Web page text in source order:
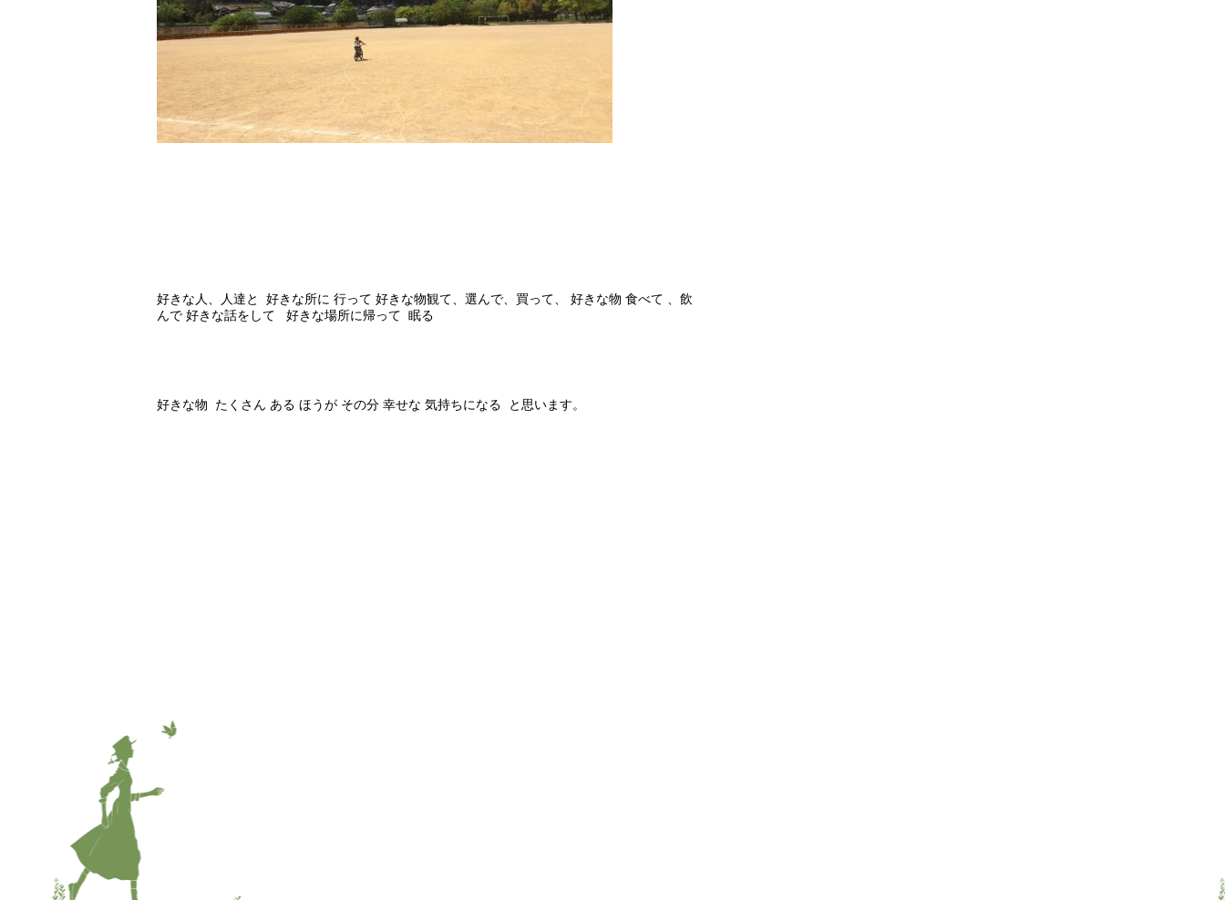
好きな人、人達と 好きな所に 行って 好きな物観て、選んで、買って、 好きな物 食べて 、飲
んで 好きな話をして 好きな場所に帰って 眠る
好きな物 たくさん ある ほうが その分 幸せな 気持ちになる と思います。